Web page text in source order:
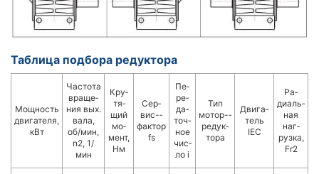
Таблица подбора редуктора
Мощ­ность
двигателя,
кВт
Час­то­та
вра­ще­
ния вых.
вала,
об/мин,
n2, 1/
мин
Кру­
тя­
щий
мо­
ме­нт,
Нм
Сер­
вис-­
фактор
fs
Пе­
ре­
да­
точ­
ное
чис­
ло i
Тип
мотор-­
ре­дук­
то­ра
Дви­га­
тель
IEC
Ра­
диаль­
ная
наг­
руз­ка,
Fr2